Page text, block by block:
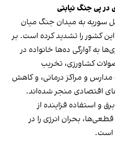
در پی جنگ نیابتی
سوریه به میدان جنگ میان
این کشور را تشدید کرده است. بر
به آوارگی ده‌ها خانواده در
کشاورزی، تخریب
و مراکز درمانی، و کاهش
اقتصادی منجر شده‌اند.
و استفاده فزاینده از
قطعی‌ها، بحران انرژی را در
است.